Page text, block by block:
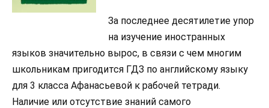
За последнее десятилетие упор
на изучение иностранных
языков значительно вырос, в связи с чем многим
школьникам пригодится ГДЗ по английскому языку
для 3 класса Афанасьевой к рабочей тетради.
Наличие или отсутствие знаний самого